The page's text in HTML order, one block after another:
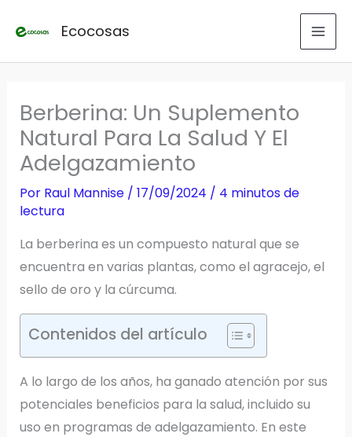
Ecocosas
Berberina: Un Suplemento
Natural Para La Salud Y El
Adelgazamiento
Por Raul Mannise / 17/09/2024 / 4 minutos de
lectura
La berberina es un compuesto natural que se
encuentra en varias plantas, como el agracejo, el
sello de oro y la cúrcuma.
Contenidos del artículo
A lo largo de los años, ha ganado atención por sus
potenciales beneficios para la salud, incluido su
uso en programas de adelgazamiento. En este